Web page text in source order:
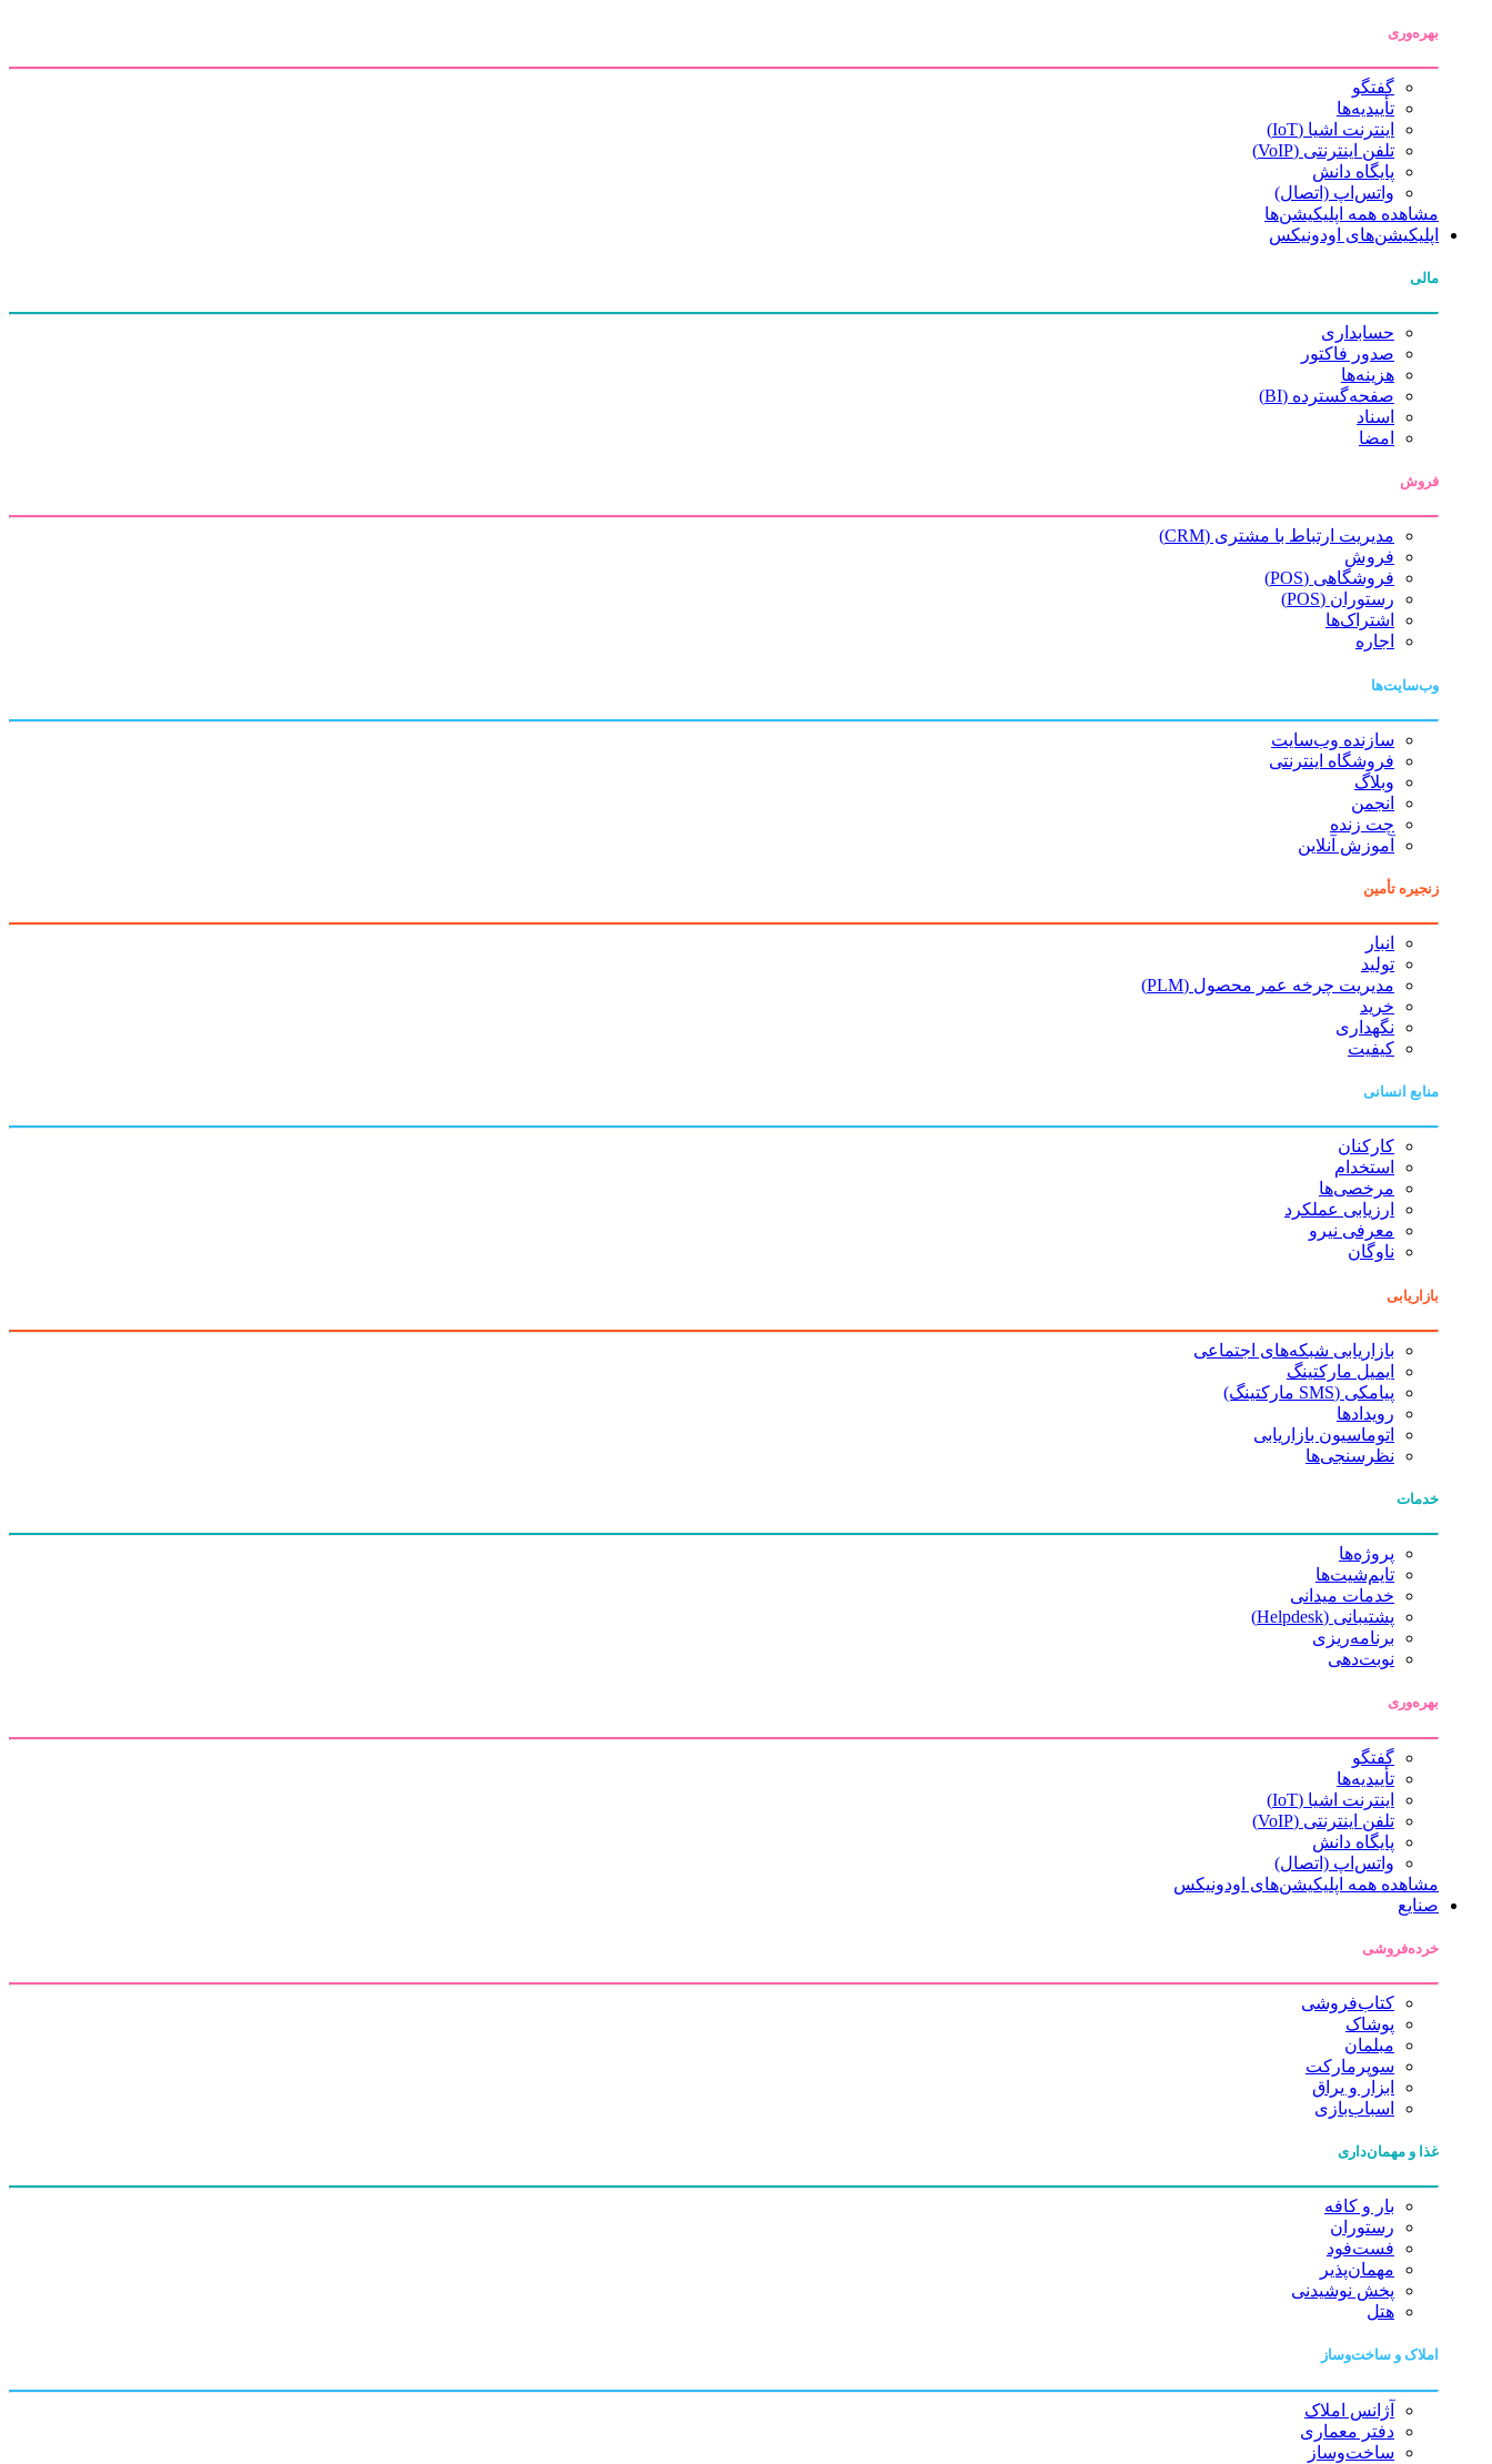
بهره‌وری
گفتگو
تأییدیه‌ها
اینترنت اشیا (IoT)
تلفن اینترنتی (VoIP)
پایگاه دانش
واتس‌اپ (اتصال)
مشاهده همه اپلیکیشن‌ها
اپلیکیشن‌های اودونیکس
مالی
حسابداری
صدور فاکتور
هزینه‌ها
صفحه‌گسترده (BI)
اسناد
امضا
فروش
مدیریت ارتباط با مشتری (CRM)
فروش
فروشگاهی (POS)
رستوران (POS)
اشتراک‌ها
اجاره
وب‌سایت‌ها
سازنده وب‌سایت
فروشگاه اینترنتی
وبلاگ
انجمن
چت زنده
آموزش آنلاین
زنجیره تأمین
انبار
تولید
مدیریت چرخه عمر محصول (PLM)
خرید
نگهداری
کیفیت
منابع انسانی
کارکنان
استخدام
مرخصی‌ها
ارزیابی عملکرد
معرفی نیرو
ناوگان
بازاریابی
بازاریابی شبکه‌های اجتماعی
ایمیل مارکتینگ
پیامکی (SMS مارکتینگ)
رویدادها
اتوماسیون بازاریابی
نظرسنجی‌ها
خدمات
پروژه‌ها
تایم‌شیت‌ها
خدمات میدانی
پشتیبانی (Helpdesk)
برنامه‌ریزی
نوبت‌دهی
بهره‌وری
گفتگو
تأییدیه‌ها
اینترنت اشیا (IoT)
تلفن اینترنتی (VoIP)
پایگاه دانش
واتس‌اپ (اتصال)
مشاهده همه اپلیکیشن‌های اودونیکس
صنایع
خرده‌فروشی
کتاب‌فروشی
پوشاک
مبلمان
سوپرمارکت
ابزار و یراق
اسباب‌بازی
غذا و مهمان‌داری
بار و کافه
رستوران
فست‌فود
مهمان‌پذیر
پخش نوشیدنی
هتل
املاک و ساخت‌وساز
آژانس املاک
دفتر معماری
ساخت‌وساز